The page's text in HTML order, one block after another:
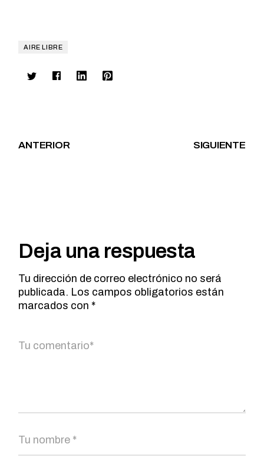
AIRE LIBRE
ANTERIOR SIGUIENTE
Deja una respuesta
Tu dirección de correo electrónico no será
publicada. Los campos obligatorios están
marcados con *